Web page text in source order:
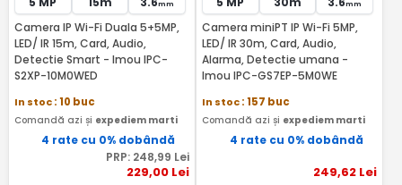
mm
Camera IP Wi-Fi Duala 5+5MP,
LED/ IR 15m, Card, Audio,
Detectie Smart - Imou IPC-
S2XP-10M0WED
In stoc: 10 buc
Comandă azi și expediem marti
4 rate cu 0% dobândă
PRP: 248,99 Lei
229,00Lei
mm
Camera miniPT IP Wi-Fi 5MP,
LED/ IR 30m, Card, Audio,
Alarma, Detectie umana -
Imou IPC-GS7EP-5M0WE
In stoc: 157 buc
Comandă azi și expediem marti
4 rate cu 0% dobândă
249,62 Lei